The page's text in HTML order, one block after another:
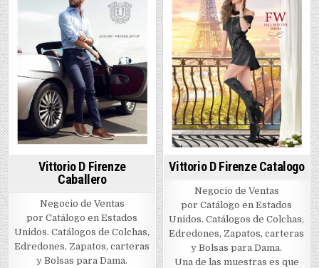
Vittorio D Firenze
Caballero
Negocio de Ventas
por Catálogo en Estados
Unidos. Catálogos de Colchas,
Edredones, Zapatos, carteras
y Bolsas para Dama.
in
Vittorio D Firenze Catalogo
Negocio de Ventas
por Catálogo en Estados
Unidos. Catálogos de Colchas,
Edredones, Zapatos, carteras
y Bolsas para Dama.
Una de las muestras es que